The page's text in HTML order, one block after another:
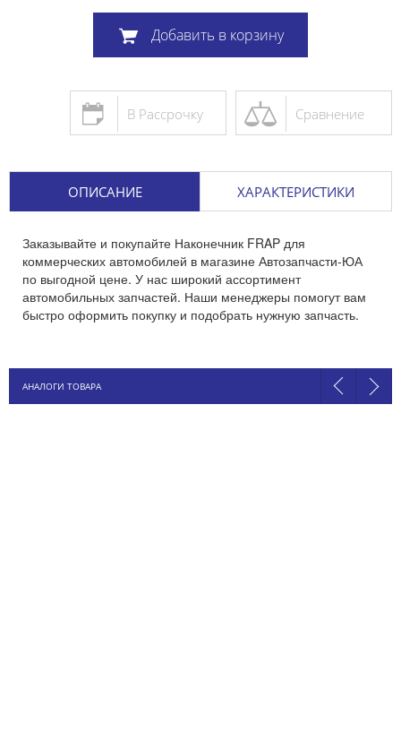
Добавить в корзину
Сравнение
В Рассрочку
ОПИСАНИЕ ХАРАКТЕРИСТИКИ
Заказывайте и покупайте Наконечник FRAP для
коммерческих автомобилей в магазине Автозапчасти-ЮА
по выгодной цене. У нас широкий ассортимент
автомобильных запчастей. Наши менеджеры помогут вам
быстро оформить покупку и подобрать нужную запчасть.
АНАЛОГИ ТОВАРА